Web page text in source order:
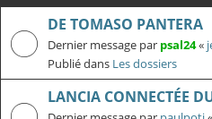
DE TOMASO PANTERA
Dernier message par psal24«
Publié dans Les dossiers
LANCIA CONNECTÉE